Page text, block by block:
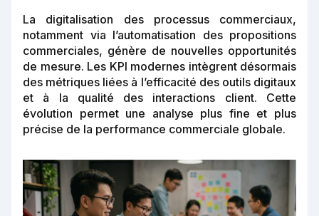
La digitalisation des processus commerciaux,
notamment via l’automatisation des propositions
commerciales, génère de nouvelles opportunités
de mesure. Les KPI modernes intègrent désormais
des métriques liées à l’efficacité des outils digitaux
et à la qualité des interactions client. Cette
évolution permet une analyse plus fine et plus
précise de la performance commerciale globale.